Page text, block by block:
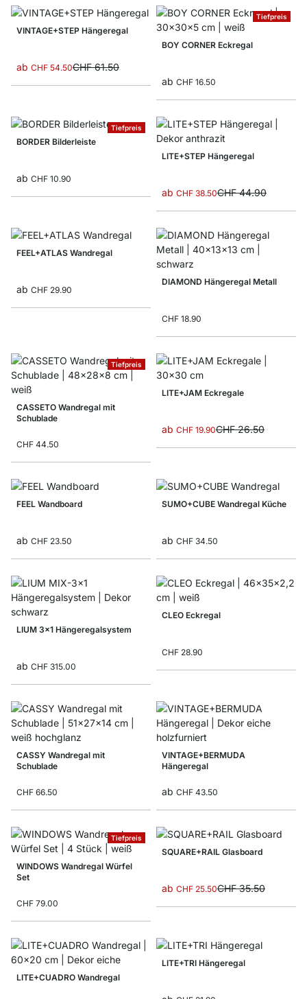
VINTAGE+STEP Hängeregal
ab CHF 54.50CHF 61.50
Tiefpreis
BOY CORNER Eckregal
ab CHF 16.50
Tiefpreis
BORDER Bilderleiste
ab CHF 10.90
LITE+STEP Hängeregal
ab CHF 38.50CHF 44.90
FEEL+ATLAS Wandregal
ab CHF 29.90
DIAMOND Hängeregal Metall
CHF 18.90
Tiefpreis
CASSETO Wandregal mit
Schublade
CHF 44.50
LITE+JAM Eckregale
ab CHF 19.90CHF 26.50
FEEL Wandboard
ab CHF 23.50
SUMO+CUBE Wandregal Küche
ab CHF 34.50
LIUM 3x1 Hängeregalsystem
ab CHF 315.00
CLEO Eckregal
CHF 28.90
CASSY Wandregal mit
Schublade
CHF 66.50
VINTAGE+BERMUDA
Hängeregal
ab CHF 43.50
Tiefpreis
WINDOWS Wandregal Würfel
Set
CHF 79.00
SQUARE+RAIL Glasboard
ab CHF 25.50CHF 35.50
LITE+CUADRO Wandregal
LITE+TRI Hängeregal